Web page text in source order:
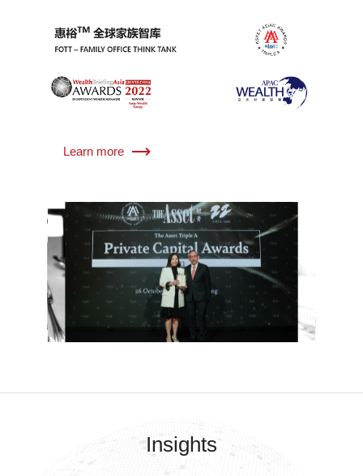
Learn more
Insights